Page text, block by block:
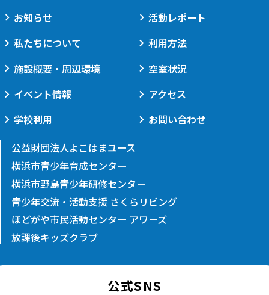
お知らせ
私たちについて
施設概要・周辺環境
イベント情報
学校利用
活動レポート
利用方法
空室状況
アクセス
お問い合わせ
公益財団法人よこはまユース
横浜市青少年育成センター
横浜市野島青少年研修センター
青少年交流・活動支援 さくらリビング
ほどがや市民活動センター アワーズ
放課後キッズクラブ
公式SNS